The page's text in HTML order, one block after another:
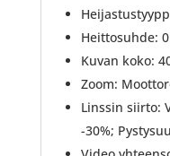
Heittosuhde:
Kuvan koko:
Zoom:
Linssin siirto:
-30%;